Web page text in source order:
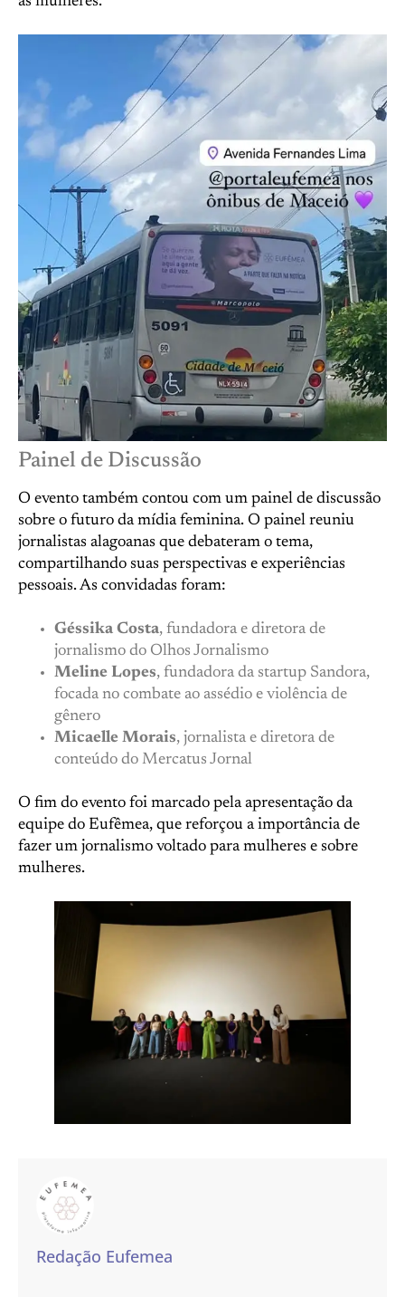
Painel de Discussão
O evento também contou com um painel de discussão
sobre o futuro da mídia feminina. O painel reuniu
jornalistas alagoanas que debateram o tema,
compartilhando suas perspectivas e experiências
pessoais. As convidadas foram:
Géssika Costa, fundadora e diretora de
jornalismo do Olhos Jornalismo
Meline Lopes, fundadora da startup Sandora,
focada no combate ao assédio e violência de
gênero
Micaelle Morais, jornalista e diretora de
conteúdo do Mercatus Jornal
O fim do evento foi marcado pela apresentação da
equipe do Eufêmea, que reforçou a importância de
fazer um jornalismo voltado para mulheres e sobre
mulheres.
Redação Eufemea